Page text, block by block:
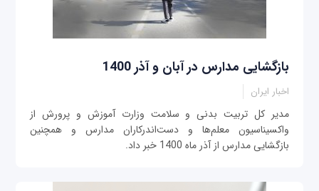
بازگشایی مدارس در آبان و آذر 1400
اخبار ایران
مدیر کل تربیت بدنی و سلامت وزارت آموزش و پرورش از
واکسیناسیون معلم‌ها و دست‌اندرکاران مدارس و همچنین
بازگشایی مدارس از آذر ماه 1400 خبر داد.